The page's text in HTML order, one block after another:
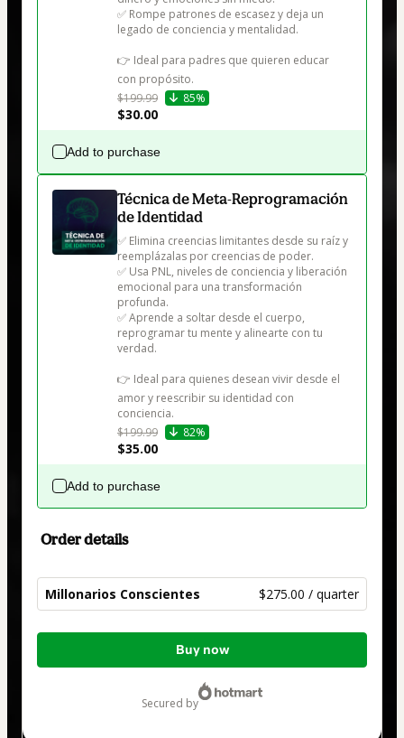
✅ Rompe patrones de escasez y deja un
legado de conciencia y mentalidad.
👉 Ideal para padres que quieren educar
con propósito.
$199.99
85%
$30.00
Add to purchase
Técnica de Meta-Reprogramación
de Identidad
✅ Elimina creencias limitantes desde su raíz y
reemplázalas por creencias de poder.
✅ Usa PNL, niveles de conciencia y liberación
emocional para una transformación
profunda.
✅ Aprende a soltar desde el cuerpo,
reprogramar tu mente y alinearte con tu
verdad.
👉 Ideal para quienes desean vivir desde el
amor y reescribir su identidad con
conciencia.
$199.99
82%
$35.00
Add to purchase
Order details
Millonarios Conscientes $275.00 / quarter
Total
$275.00
Buy now
secured by